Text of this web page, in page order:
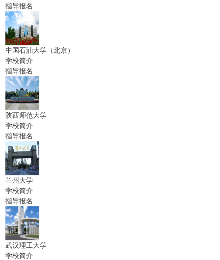
指导报名
中国石油大学（北京）
学校简介
指导报名
陕西师范大学
学校简介
指导报名
兰州大学
学校简介
指导报名
武汉理工大学
学校简介